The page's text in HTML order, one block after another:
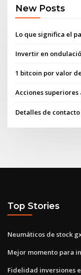
New Posts
Lo que significa el
Invertir en
1 bitcoin por valor
Acciones superiores
Detalles de
Top Stories
Neumáticos de stock
Mejor momento para
Fidelidad inversiones